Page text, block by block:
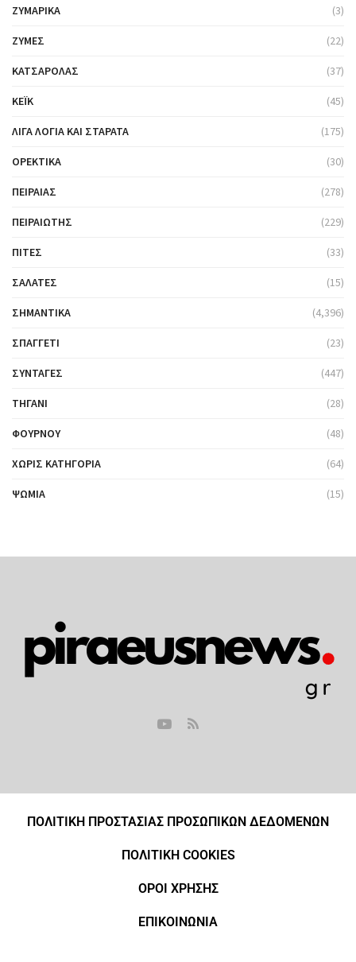
ΖΥΜΑΡΙΚΆ (3)
ΖΎΜΕΣ (22)
ΚΑΤΣΑΡΌΛΑΣ (37)
ΚΈΙΚ (45)
ΛΊΓΑ ΛΌΓΙΑ ΚΑΙ ΣΤΑΡΆΤΑ (175)
ΟΡΕΚΤΙΚΆ (30)
ΠΕΙΡΑΙΆΣ (278)
ΠΕΙΡΑΙΏΤΗΣ (229)
ΠΊΤΕΣ (33)
ΣΑΛΆΤΕΣ (15)
ΣΗΜΑΝΤΙΚΆ (4,396)
ΣΠΑΓΓΈΤΙ (23)
ΣΥΝΤΑΓΈΣ (447)
ΤΗΓΆΝΙ (28)
ΦΟΎΡΝΟΥ (48)
ΧΩΡΊΣ ΚΑΤΗΓΟΡΊΑ (64)
ΨΩΜΙΆ (15)
ΠΟΛΙΤΙΚΗ ΠΡΟΣΤΑΣΙΑΣ ΠΡΟΣΩΠΙΚΩΝ ΔΕΔΟΜΕΝΩΝ
ΠΟΛΙΤΙΚΗ COOKIES
ΟΡΟΙ ΧΡΗΣΗΣ
ΕΠΙΚΟΙΝΩΝΙΑ